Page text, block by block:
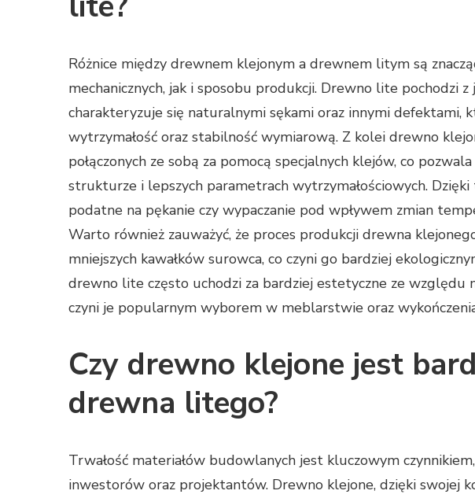
Różnice między drewnem klejonym a drewnem litym są
mechanicznych, jak i sposobu produkcji. Drewno lite pochodzi z
charakteryzuje się naturalnymi sękami oraz innymi defektami,
wytrzymałość oraz stabilność wymiarową. Z kolei drewno
połączonych ze sobą za pomocą specjalnych klejów, co
strukturze i lepszych parametrach wytrzymałościowych.
podatne na pękanie czy wypaczanie pod wpływem zmian
Warto również zauważyć, że proces produkcji drewna
mniejszych kawałków surowca, co czyni go bardziej
drewno lite często uchodzi za bardziej estetyczne ze względu
czyni je popularnym wyborem w meblarstwie oraz
Czy drewno klejone jest
drewna litego?
Trwałość materiałów budowlanych jest kluczowym
inwestorów oraz projektantów. Drewno klejone, dzięki swojej